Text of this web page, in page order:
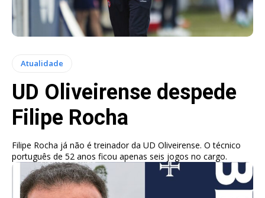
Atualidade
UD Oliveirense despede
Filipe Rocha
Filipe Rocha já não é treinador da UD Oliveirense. O técnico
português de 52 anos ficou apenas seis jogos no cargo.